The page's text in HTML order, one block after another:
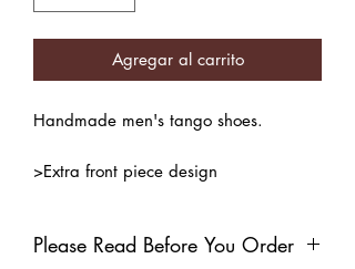
Agregar al carrito
Handmade men's tango shoes.
>Extra front piece design
Please Read Before You Order